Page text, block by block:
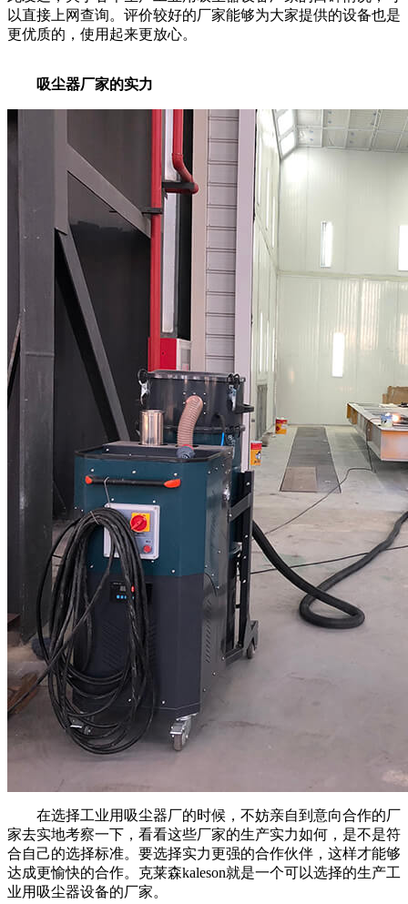
以直接上网查询。评价较好的厂家能够为大家提供的设备也是
更优质的，使用起来更放心。
吸尘器厂家的实力
在选择工业用吸尘器厂的时候，不妨亲自到意向合作的厂
家去实地考察一下，看看这些厂家的生产实力如何，是不是符
合自己的选择标准。要选择实力更强的合作伙伴，这样才能够
达成更愉快的合作。克莱森kaleson就是一个可以选择的生产工
业用吸尘器设备的厂家。